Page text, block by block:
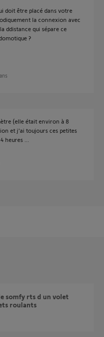
doit être placé dans votre
la connexion avec
ddistance qui sépare ce
?
(elle était environ à 8
et j'ai toujours ces petites
heures ...
roulants